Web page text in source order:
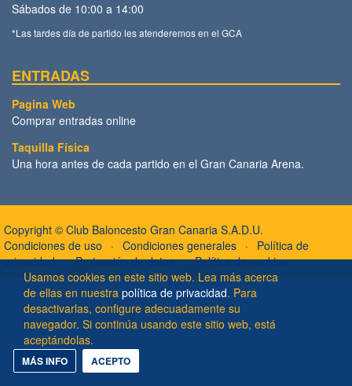
Usamos cookies en este sitio web. Lea más acerca
de ellas en nuestra política de privacidad. Para
desactivarlas, configure adecuadamente su
navegador. Si continúa usando este sitio web, está
aceptándolas.
MÁS INFO ACEPTO
Sábados de 10:00 a 14:00
*Las tardes día de partido les atenderemos en el GCA
ENTRADAS
Pagina Web
Comprar entradas online
Taquilla Física
Una hora antes de cada partido en el Gran Canaria Arena.
Copyright © Club Baloncesto Gran Canaria S.A.D.U.
Condiciones de uso
Condiciones generales
Política de
privacidad
Protección de datos Política de cookies